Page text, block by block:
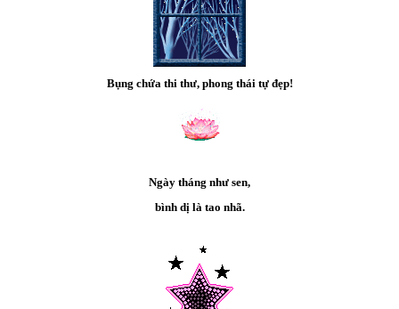
Bụng chứa thi thư, phong thái tự đẹp!
Ngày tháng như sen,
bình dị là tao nhã.